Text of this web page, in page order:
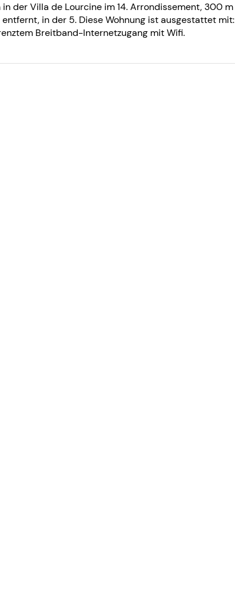
der Villa de Lourcine im 14. Arrondissement, 300 m
in der 5. Diese Wohnung ist ausgestattet mit:
Breitband-Internetzugang mit Wifi.